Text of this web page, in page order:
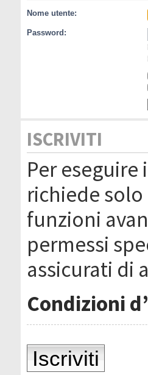
Nome utente:
Password:
ISCRIVITI
Per
richiede solo
funzioni
permessi
assicurati di
Condizioni
Iscriviti